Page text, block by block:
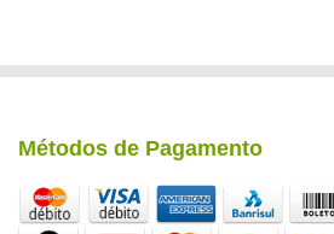
Métodos de Pagamento